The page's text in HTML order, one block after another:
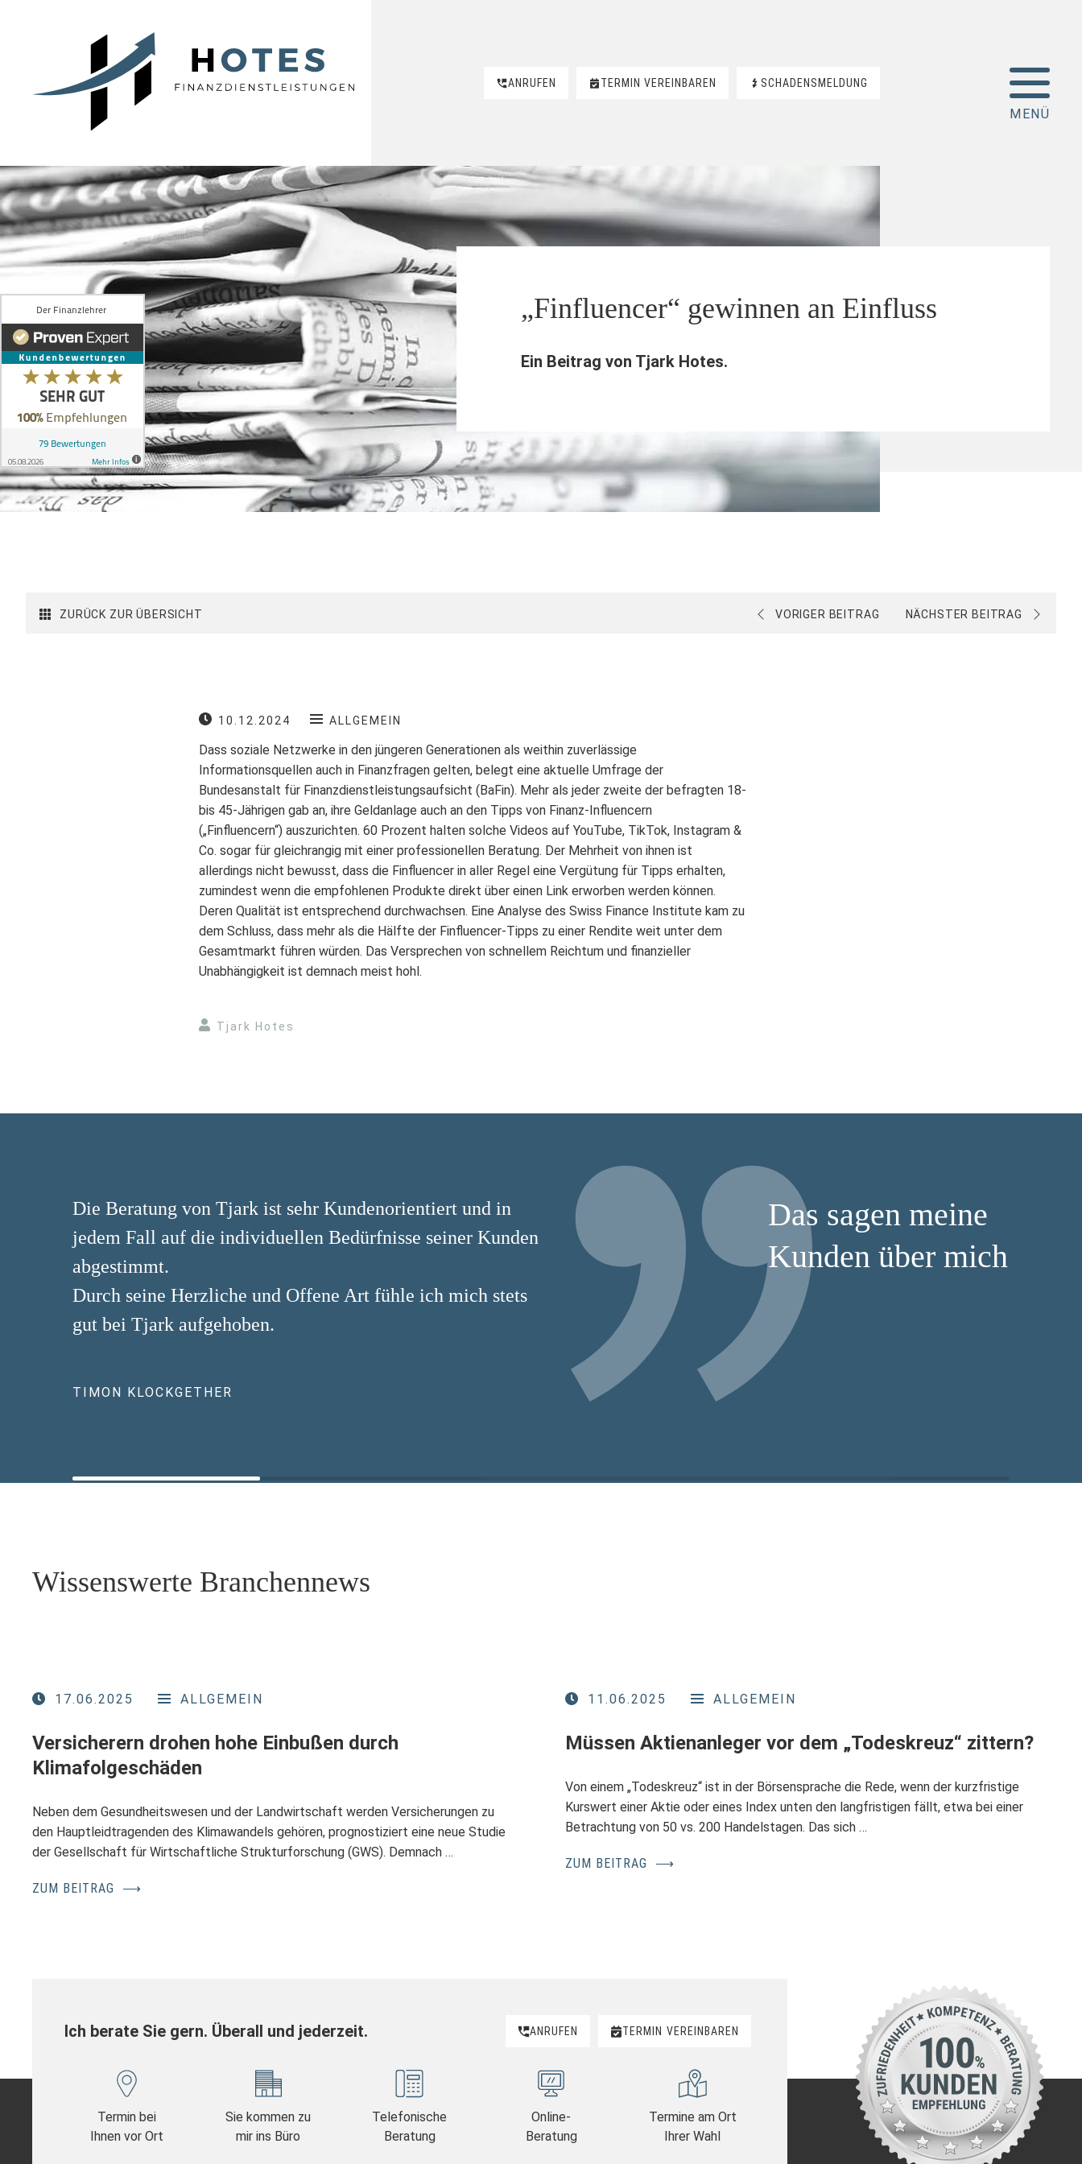
ANRUFEN TERMIN VEREINBAREN SCHADENSMELDUNG
„Finfluencer“ gewinnen an Einfluss
Ein Beitrag von Tjark Hotes.
ZURÜCK ZUR ÜBERSICHT VORIGER BEITRAG NÄCHSTER BEITRAG
10.12.2024 ALLGEMEIN
Dass soziale Netzwerke in den jüngeren Generationen als weithin zuverlässige
Informationsquellen auch in Finanzfragen gelten, belegt eine aktuelle Umfrage der
Bundesanstalt für Finanzdienstleistungsaufsicht (BaFin). Mehr als jeder zweite der befragten 18-
bis 45-Jährigen gab an, ihre Geldanlage auch an den Tipps von Finanz-Influencern
(„Finfluencern“) auszurichten. 60 Prozent halten solche Videos auf YouTube, TikTok, Instagram &
Co. sogar für gleichrangig mit einer professionellen Beratung. Der Mehrheit von ihnen ist
allerdings nicht bewusst, dass die Finfluencer in aller Regel eine Vergütung für Tipps erhalten,
zumindest wenn die empfohlenen Produkte direkt über einen Link erworben werden können.
Deren Qualität ist entsprechend durchwachsen. Eine Analyse des Swiss Finance Institute kam zu
dem Schluss, dass mehr als die Hälfte der Finfluencer-Tipps zu einer Rendite weit unter dem
Gesamtmarkt führen würden. Das Versprechen von schnellem Reichtum und finanzieller
Unabhängigkeit ist demnach meist hohl.
Tjark Hotes
Das sagen meine
Kunden über mich
Die Beratung von Tjark ist sehr Kundenorientiert und in
jedem Fall auf die individuellen Bedürfnisse seiner Kunden
abgestimmt.
Durch seine Herzliche und Offene Art fühle ich mich stets
gut bei Tjark aufgehoben.
TIMON KLOCKGETHER
Wissenswerte Branchennews
17.06.2025 ALLGEMEIN
Versicherern drohen hohe Einbußen durch
Klimafolgeschäden
Neben dem Gesundheitswesen und der Landwirtschaft werden Versicherungen zu
den Hauptleidtragenden des Klimawandels gehören, prognostiziert eine neue Studie
der Gesellschaft für Wirtschaftliche Strukturforschung (GWS). Demnach …
ZUM BEITRAG ⟶
11.06.2025 ALLGEMEIN
Müssen Aktienanleger vor dem „Todeskreuz“ zittern?
Von einem „Todeskreuz“ ist in der Börsensprache die Rede, wenn der kurzfristige
Kurswert einer Aktie oder eines Index unten den langfristigen fällt, etwa bei einer
Betrachtung von 50 vs. 200 Handelstagen. Das sich …
ZUM BEITRAG ⟶
Ich berate Sie gern. Überall und jederzeit. ANRUFEN TERMIN VEREINBAREN
Termin bei
Ihnen vor Ort
Sie kommen zu
mir ins Büro
Telefonische
Beratung
Online-
Beratung
Termine am Ort
Ihrer Wahl